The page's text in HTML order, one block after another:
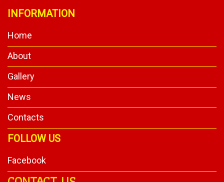
INFORMATION
Home
About
Gallery
News
Contacts
FOLLOW US
Facebook